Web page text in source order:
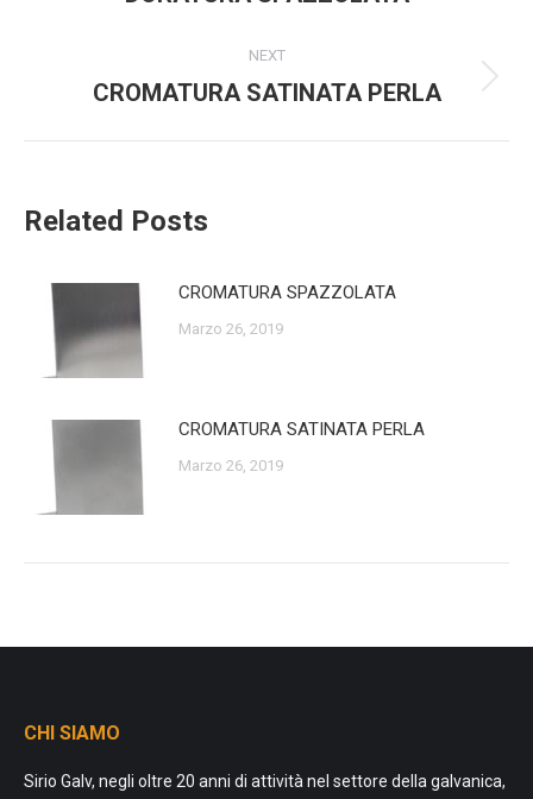
NEXT
Next
CROMATURA SATINATA PERLA
Related Posts
CROMATURA SPAZZOLATA
Marzo 26, 2019
CROMATURA SATINATA PERLA
Marzo 26, 2019
CHI SIAMO
Sirio Galv, negli oltre 20 anni di attività nel settore della galvanica,